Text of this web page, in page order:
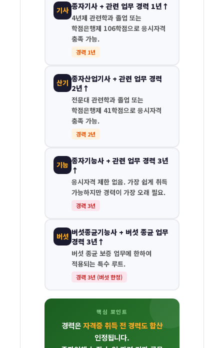
기사 종자기사 + 관련 업무 경력 1년↑
4년제 관련학과 졸업 또는
학점은행제 106학점으로 응시자격
충족 가능.
경력 1년
산기 종자산업기사 + 관련 업무 경력
2년↑
전문대 관련학과 졸업 또는
학점은행제 41학점으로 응시자격
충족 가능.
경력 2년
기능 종자기능사 + 관련 업무 경력 3년
↑
응시자격 제한 없음. 가장 쉽게 취득
가능하지만 경력이 가장 오래 필요.
경력 3년
버섯 버섯종균기능사 + 버섯 종균 업무
경력 3년↑
버섯 종균 보증 업무에 한하여
적용되는 특수 루트.
경력 3년 (버섯 한정)
핵심 포인트
경력은자격증 취득 전 경력도 합산
인정됩니다.